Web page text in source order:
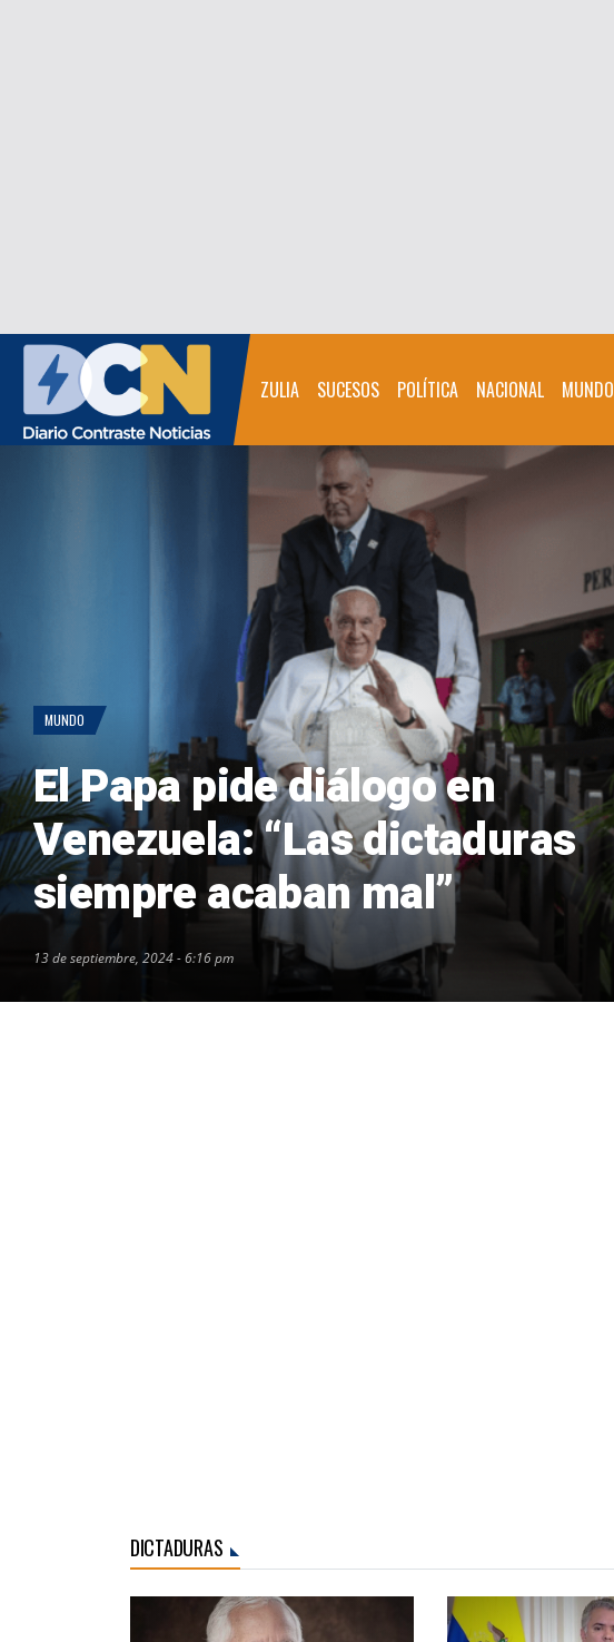
ZULIA SUCESOS POLÍTICA NACIONAL MUNDO
MUNDO
El Papa pide diálogo en
Venezuela: “Las dictaduras
siempre acaban mal”
13 de septiembre, 2024 - 6:16 pm
DICTADURAS